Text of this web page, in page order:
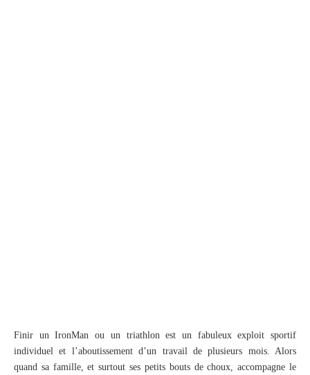
Finir un IronMan ou un triathlon est un fabuleux exploit sportif
individuel et l’aboutissement d’un travail de plusieurs mois. Alors
quand sa famille, et surtout ses petits bouts de choux, accompagne le